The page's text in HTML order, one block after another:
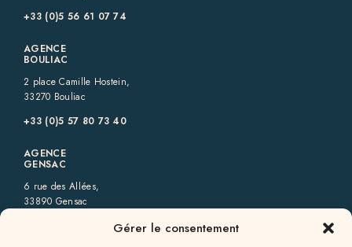
Gérer le consentement
+33 (0)5 56 61 07 74
AGENCE
BOULIAC
2 place Camille Hostein,
33270 Bouliac
+33 (0)5 57 80 73 40‬
AGENCE
GENSAC
6 rue des Allées,
33890 Gensac
+33 (0)5 57 56 09 82‬